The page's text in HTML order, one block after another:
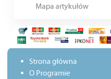
Mapa artykułów
Strona główna
O Programie